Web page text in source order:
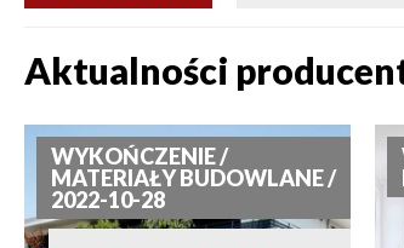
Aktualności
WYKOŃCZENIE /
MATERIAŁY BUDOWLANE /
2022-10-28